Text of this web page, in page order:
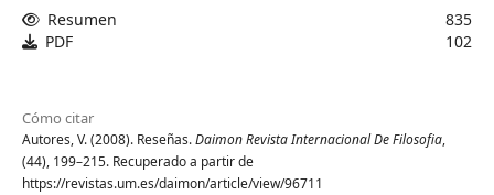
Resumen
835
PDF
102
Cómo citar
Autores, V. (2008). Reseñas.Daimon Revista Internacional De Filosofia,
(44), 199–215. Recuperado a partir de
https://revistas.um.es/daimon/article/view/96711